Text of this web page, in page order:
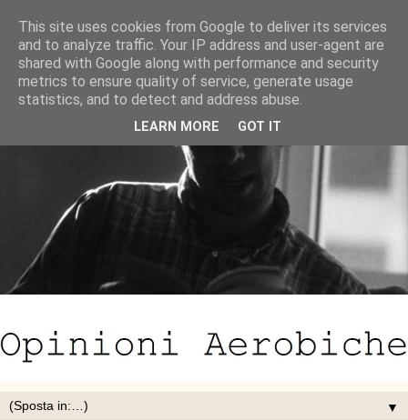
▼
This site uses cookies from Google to deliver its services
and to analyze traffic. Your IP address and user-agent are
shared with Google along with performance and security
metrics to ensure quality of service, generate usage
statistics, and to detect and address abuse.
LEARN MORE GOT IT